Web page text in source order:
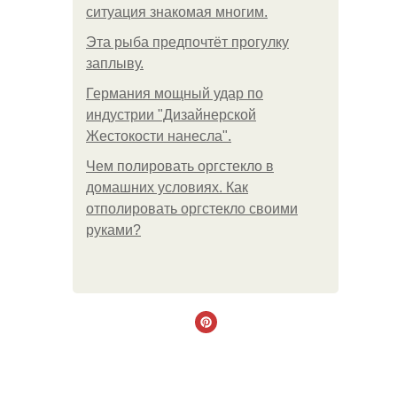
ситуация знакомая многим.
Эта рыба предпочтёт прогулку
заплыву.
Германия мощный удар по
индустрии "Дизайнерской
Жестокости нанесла".
Чем полировать оргстекло в
домашних условиях. Как
отполировать оргстекло своими
руками?